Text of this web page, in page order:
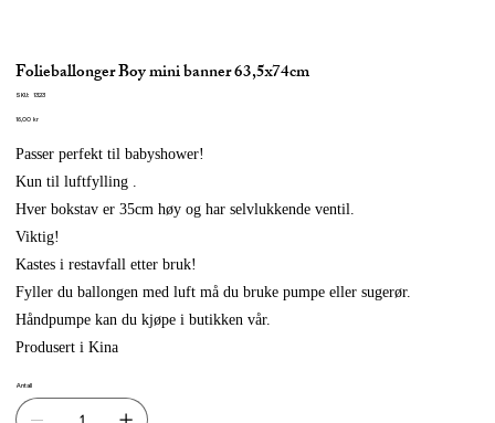
Folieballonger Boy mini banner 63,5x74cm
SKU:
SKU
1323
Pris
16,00 kr
Passer perfekt til babyshower!
Kun til luftfylling .
Hver bokstav er 35cm høy og har selvlukkende ventil.
Viktig!
Kastes i restavfall etter bruk!
Fyller du ballongen med luft må du bruke pumpe eller sugerør.
Håndpumpe kan du kjøpe i butikken vår.
Produsert i Kina
Antall